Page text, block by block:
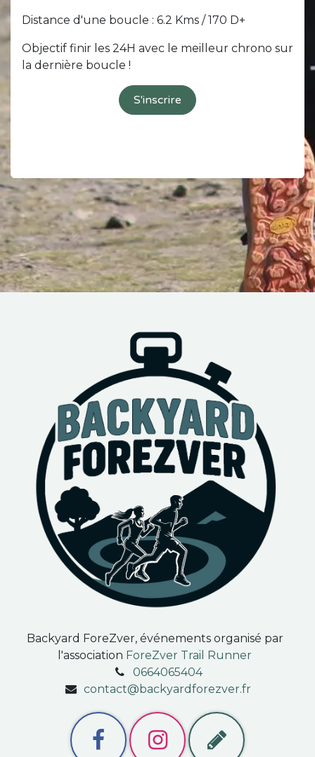
Distance d'une boucle : 6.2 Kms / 170 D+
Objectif finir les 24H avec le meilleur chrono sur
la dernière boucle !
S'inscrire
Backyard ForeZver, événements organisé par
l'association ForeZver Trail Runner
0664065404
contact@backyardforezver.fr